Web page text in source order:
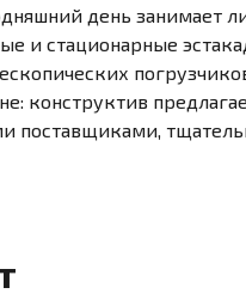
день
и стационарные
конструктив
поставщиками,